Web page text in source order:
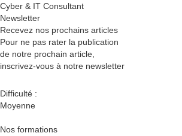
Cyber & IT Consultant
Newsletter
Recevez nos prochains articles
Pour ne pas rater la publication
de notre prochain article,
inscrivez-vous à notre newsletter
Difficulté :
Moyenne
Nos formations